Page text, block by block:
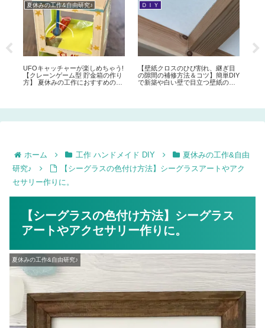
夏休みの工作&自由研究♪
UFOキャッチャーが楽しめちゃう!
【クレーンゲーム型 貯金箱の作り
方】 夏休みの工作におすすめのお
ＤＩＹ
【壁紙クロスのひび割れ、継ぎ目
の隙間の補修方法＆コツ】簡単DIY
で新築や白い壁で目立つ壁紙の割
ホーム 工作 ハンドメイド DIY
夏休みの工作&自由
研究♪
【シーグラスの色付け方法】シーグラスアートやアク
セサリー作りに。
【シーグラスの色付け方法】シーグラス
アートやアクセサリー作りに。
夏休みの工作&自由研究♪